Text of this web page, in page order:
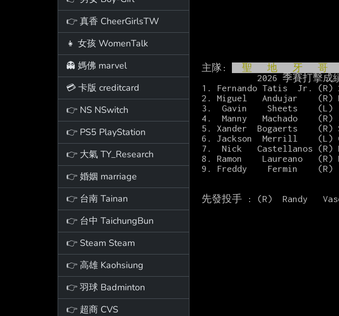
👉 真香 CheerGirlsTW
👧 女孩 WomenTalk
👻 媽佛 marvel
💳 卡版 creditcard
👉 NS NSwitch
👉 PS5 PlayStation
👉 大氣 TY_Research
👉 婚姻 marriage
👉 台南 Tainan
👉 台中 TaichungBun
👉 Steam Steam
👉 高雄 Kaohsiung
👉 羽球 Badminton
👉 超商 CVS
主隊:
聖   地   牙   哥
1. Fernando Tatis  Jr. (R)
2. Miguel   Andujar    (R)
3.  Gavin    Sheets    (L)
4.  Manny   Machado
5. Xander  Bogaerts    (R)
6. Jackson  Merrill    (L)
7.  Nick   Castellanos
8. Ramon    Laureano
9. Freddy    Fermin
先發投手 : (R)  Randy